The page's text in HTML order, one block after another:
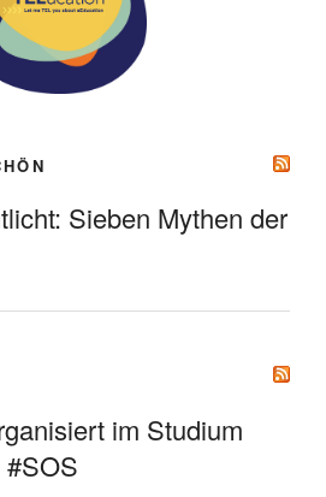
Sieben Mythen der
im Studium